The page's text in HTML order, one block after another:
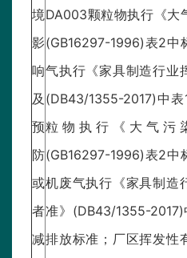
境
影
响
及
预
防
或
者
减
DA003颗粒物执行《大
(GB16297-1996)表2中
气执行《家具制造行业
(DB43/1355-2017)中
粒物执行《大气污
(GB16297-1996)表2中
机废气执行《家具制造
准》(DB43/1355-
排放标准；厂区挥发性